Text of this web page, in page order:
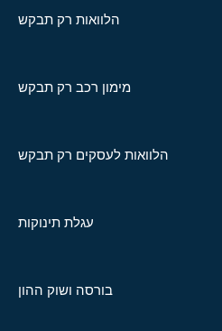
הלוואות רק תבקש
מימון רכב רק תבקש
הלוואות לעסקים רק תבקש
עגלת תינוקות
בורסה ושוק ההון